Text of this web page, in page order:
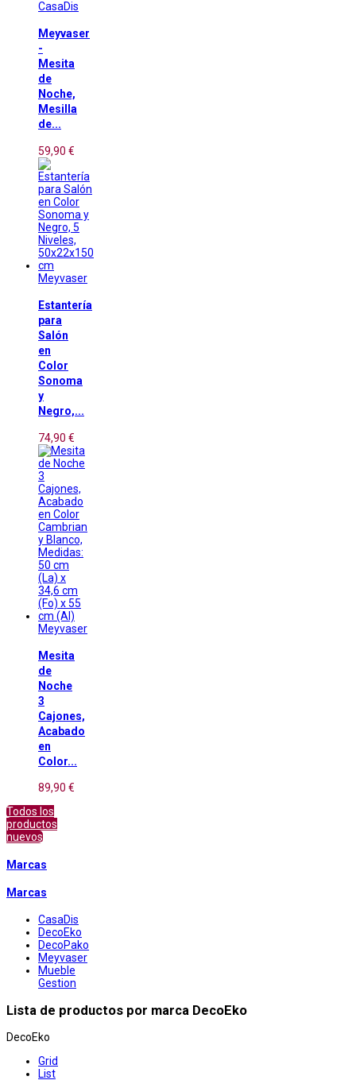
CasaDis
Meyvaser
-
Mesita
de
Noche,
Mesilla
de...
59,90 €
Meyvaser
Estantería
para
Salón
en
Color
Sonoma
y
Negro,...
74,90 €
Meyvaser
Mesita
de
Noche
3
Cajones,
Acabado
en
Color...
89,90 €
Todos los
productos
nuevos
Marcas
Marcas
CasaDis
DecoEko
DecoPako
Meyvaser
Mueble
Gestion
Lista de productos por marca DecoEko
DecoEko
Grid
List